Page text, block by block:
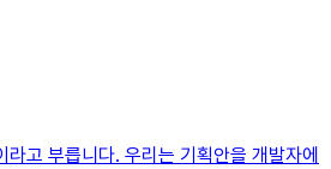
고 부릅니다. 우리는 기획안을 개발자에